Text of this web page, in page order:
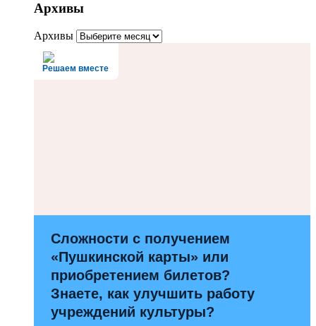
Архивы
Архивы
Решаем вместе
Сложности с получением
«Пушкинской карты» или
приобретением билетов?
Знаете, как улучшить работу
учреждений культуры?